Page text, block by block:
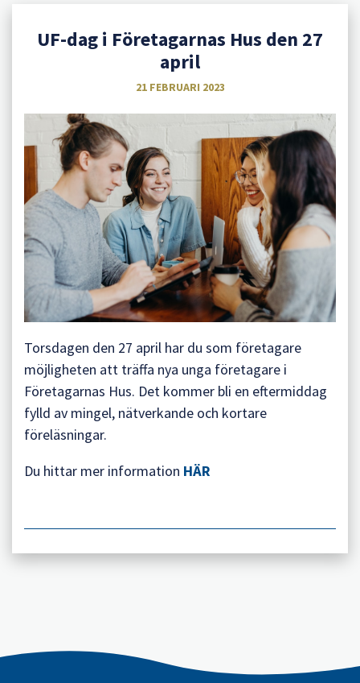
UF-dag i Företagarnas Hus den 27
april
21 FEBRUARI 2023
Torsdagen den 27 april har du som företagare
möjligheten att träffa nya unga företagare i
Företagarnas Hus. Det kommer bli en eftermiddag
fylld av mingel, nätverkande och kortare
föreläsningar.
Du hittar mer information HÄR